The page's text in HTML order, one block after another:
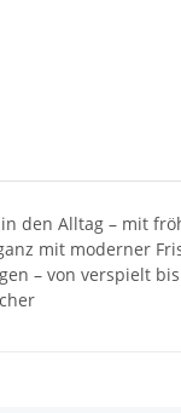
den Alltag – mit
mit moderner
– von verspielt